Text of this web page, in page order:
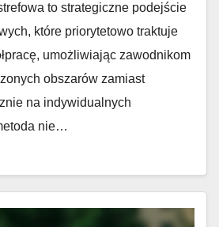
to strategiczne podejście
które priorytetowo traktuje
umożliwiając zawodnikom
obszarów zamiast
na indywidualnych
nie…